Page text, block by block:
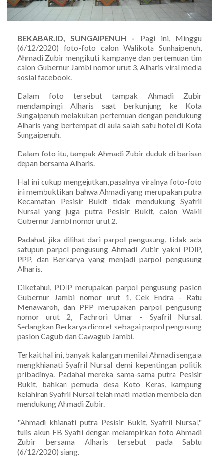
BEKABAR.ID, SUNGAIPENUH - Pagi ini, Minggu
(6/12/2020) foto-foto calon Walikota Sunhaipenuh,
Ahmadi Zubir mengikuti kampanye dan pertemuan tim
calon Gubernur Jambi nomor urut 3, Alharis viral media
sosial facebook.
Dalam foto tersebut tampak Ahmadi Zubir
mendampingi Alharis saat berkunjung ke Kota
Sungaipenuh melakukan pertemuan dengan pendukung
Alharis yang bertempat di aula salah satu hotel di Kota
Sungaipenuh.
Dalam foto itu, tampak Ahmadi Zubir duduk di barisan
depan bersama Alharis.
Hal ini cukup mengejutkan, pasalnya viralnya foto-foto
ini membuktikan bahwa Ahmadi yang merupakan putra
Kecamatan Pesisir Bukit tidak mendukung Syafril
Nursal yang juga putra Pesisir Bukit, calon Wakil
Gubernur Jambi nomor urut 2.
Padahal, jika dilihat dari parpol pengusung, tidak ada
satupun parpol pengusung Ahmadi Zubir yakni PDIP,
PPP, dan Berkarya yang menjadi parpol pengusung
Alharis.
Diketahui, PDIP merupakan parpol pengusung paslon
Gubernur Jambi nomor urut 1, Cek Endra - Ratu
Menawaroh, dan PPP merupakan parpol pengusung
nomor urut 2, Fachrori Umar - Syafril Nursal.
Sedangkan Berkarya dicoret sebagai parpol pengusung
paslon Cagub dan Cawagub Jambi.
Terkait hal ini, banyak kalangan menilai Ahmadi sengaja
mengkhianati Syafril Nursal demi kepentingan politik
pribadinya. Padahal mereka sama-sama putra Pesisir
Bukit, bahkan pemuda desa Koto Keras, kampung
kelahiran Syafril Nursal telah mati-matian membela dan
mendukung Ahmadi Zubir.
"Ahmadi khianati putra Pesisir Bukit, Syafril Nursal,"
tulis akun FB Syafii dengan melampirkan foto Ahmadi
Zubir bersama Alharis tersebut pada Sabtu
(6/12/2020) siang.